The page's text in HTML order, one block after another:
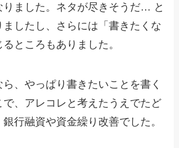
りました。ネタが尽きそうだ… と
ましたし、さらには「書きたくな
ところもありました。
、やっぱり書きたいことを書く
で、アレコレと考えたうえでたど
行融資や資金繰り改善でした。